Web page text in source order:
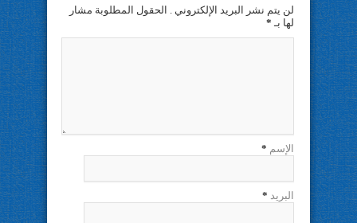
لن يتم نشر البريد الإلكتروني . الحقول المطلوبة مشار
لها بـ *
الإسم *
البريد *